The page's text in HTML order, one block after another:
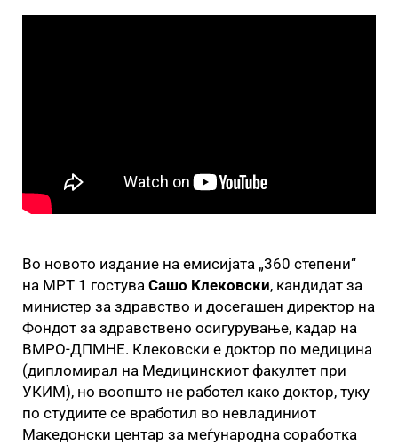
Во новото издание на емисијата „360 степени“
на МРТ 1 гостува Сашо Клековски, кандидат за
министер за здравство и досегашен директор на
Фондот за здравствено осигурување, кадар на
ВМРО-ДПМНЕ. Клековски е доктор по медицина
(дипломирал на Медицинскиот факултет при
УКИМ), но воопшто не работел како доктор, туку
по студиите се вработил во невладиниот
Македонски центар за меѓународна соработка